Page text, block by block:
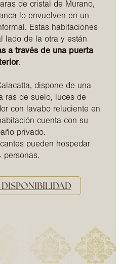
de cristal de Murano,
lo envuelven en un
Estas habitaciones
lado de la otra y están
a través de una puerta
.
dispone de una
ras de suelo, luces de
con lavabo reluciente en
cuenta con su
privado.
pueden hospedar
personas.